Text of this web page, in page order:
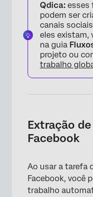
Qdica: esses
podem ser
canais
eles existam,
na guia
projeto ou
trabalho
Extração
Facebook
Ao usar a tarefa
Facebook, você
trabalho